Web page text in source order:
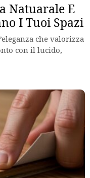
Natuarale E
I Tuoi Spazi
che valorizza
con il lucido,